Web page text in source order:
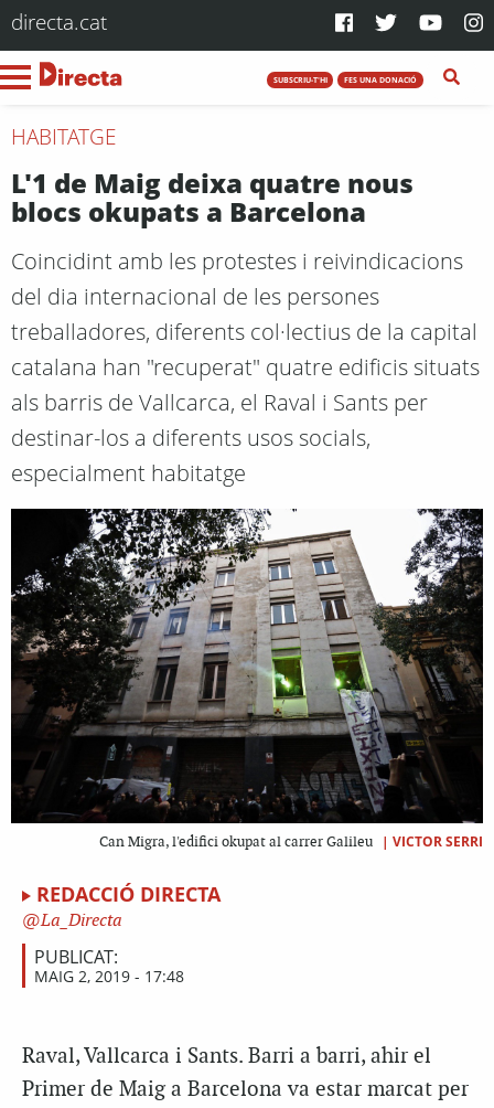
directa.cat
SUBSCRIU-T'HI FES UNA DONACIÓ
HABITATGE
L'1 de Maig deixa quatre nous
blocs okupats a Barcelona
Coincidint amb les protestes i reivindicacions
del dia internacional de les persones
treballadores, diferents col·lectius de la capital
catalana han "recuperat" quatre edificis situats
als barris de Vallcarca, el Raval i Sants per
destinar-los a diferents usos socials,
especialment habitatge
Can Migra, l'edifici okupat al carrer Galileu | VICTOR SERRI
REDACCIÓ DIRECTA
La_Directa
PUBLICAT:
MAIG 2, 2019 - 17:48
Raval, Vallcarca i Sants. Barri a barri, ahir el
Primer de Maig a Barcelona va estar marcat per